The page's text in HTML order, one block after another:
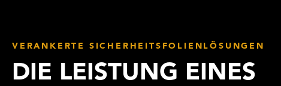
VERANKERTE SICHERHEITSFOLIENLÖSUNGEN
DIE LEISTUNG EINES